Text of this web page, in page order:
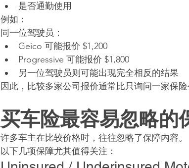
是否通勤使用
例如：
同一位驾驶员：
Geico 可能报价 $1,200
Progressive 可能报价 $1,800
另一位驾驶员则可能出现完全相反的结果
因此，比较多家公司报价通常比只询问一家保险
买车险最容易忽略的
许多车主在比较价格时，往往忽略了保障内容。
以下几项保障尤其值得关注：